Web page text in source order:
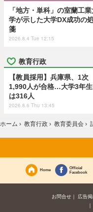
「地方・単科」の室蘭工
学が示した大学DX成功の
箋
2026.8.4 Tue 12:15
教育行政
【教員採用】兵庫県、1次
1,990人が合格…大学3年
は316人
2026.8.6 Thu 13:45
ホーム › 教育行政 › 教育委員会 ›
Home
Official
Facebook
お問合せ 広告